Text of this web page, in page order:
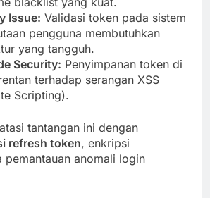
Issue: Validasi token pada sistem
pengguna membutuhkan
yang tangguh.
Security: Penyimpanan token di
terhadap serangan XSS
Scripting).
tantangan ini dengan
refresh token, enkripsi
pemantauan anomali login